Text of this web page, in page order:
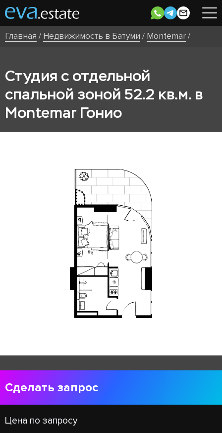
Главная / Недвижимость в Батуми / Montemar/
Студия c отдельной
спальной зоной 52.2 кв.м. в
Montemar Гонио
Сделать запрос
Цена по запросу